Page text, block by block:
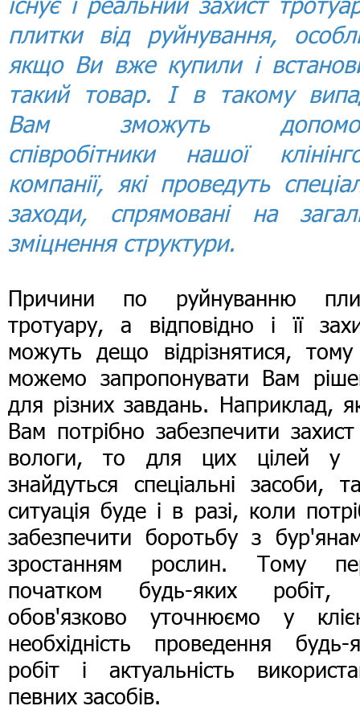
плитки від руйнування,
якщо Ви вже купили і
такий товар. І в такому
Вам зможуть
співробітники нашої
компанії, які проведуть
заходи, спрямовані на
зміцнення структури.
Причини по руйнуванню
тротуару, а відповідно і її
можуть дещо відрізнятися,
можемо запропонувати Вам
для різних завдань. Наприклад,
Вам потрібно забезпечити захист
вологи, то для цих цілей у
знайдуться спеціальні засоби,
ситуація буде і в разі, коли
забезпечити боротьбу з
зростанням рослин. Тому
початком будь-яких
обов'язково уточнюємо у
необхідність проведення будь-
робіт і актуальність
певних засобів.